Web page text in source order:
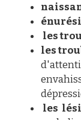
les
les
les